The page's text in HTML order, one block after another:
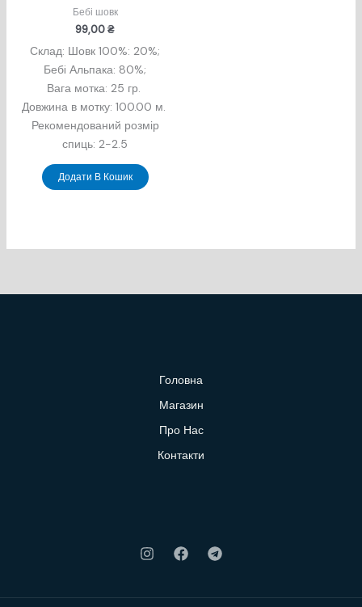
Бебі шовк
99,00₴
Склад: Шовк 100%: 20%;
Бебi Альпака: 80%;
Вага мотка: 25 гр.
Довжина в мотку: 100.00 м.
Рекомендований розмір
спиць: 2-2.5
Додати В Кошик
Головна
Магазин
Про Нас
Контакти